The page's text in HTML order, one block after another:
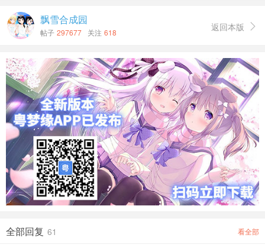
飘雪合成园
帖子 297677 关注 618 返回本版 
全部回复 61 看全部